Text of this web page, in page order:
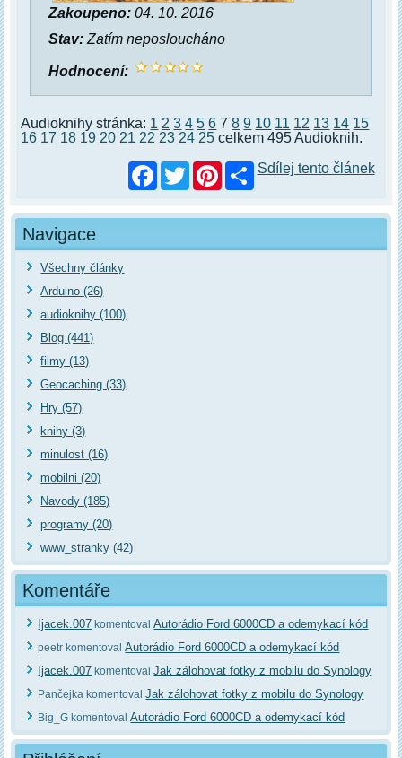
Zakoupeno: 04. 10. 2016
Stav: Zatím neposloucháno
Hodnocení:
Audioknihy stránka: 1 2 3 4 5 6 78 9 10 11 12 13 14 15
16 17 18 19 20 21 22 23 24 25 celkem 495 Audioknih.
Facebook
TwitterPinterestSdílej tento článek
Navigace
Všechny články
Arduino (26)
audioknihy (100)
Blog (441)
filmy (13)
Geocaching (33)
Hry (57)
knihy (3)
minulost (16)
mobilni (20)
Navody (185)
programy (20)
www_stranky (42)
Komentáře
Ijacek.007 komentovalAutorádio Ford 6000CD a odemykací kód
peetr komentovalAutorádio Ford 6000CD a odemykací kód
Ijacek.007 komentovalJak zálohovat fotky z mobilu do Synology
Pančejka komentovalJak zálohovat fotky z mobilu do Synology
Big_G komentovalAutorádio Ford 6000CD a odemykací kód